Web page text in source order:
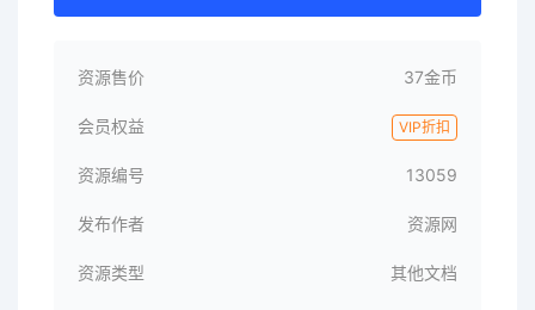
资源售价 37金币
会员权益 VIP折扣
资源编号 13059
发布作者 资源网
资源类型 其他文档